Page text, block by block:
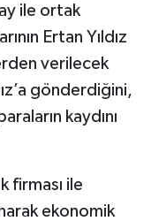
ile ortak
Ertan Yıldız
verilecek
gönderdiğini,
kaydını
firması ile
ekonomik